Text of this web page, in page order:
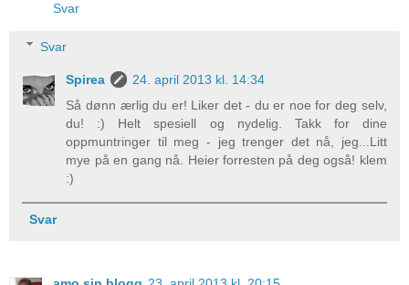
Svar
Svar
Spirea
24. april 2013 kl. 14:34
Så dønn ærlig du er! Liker det - du er noe for deg selv,
du! :) Helt spesiell og nydelig. Takk for dine
oppmuntringer til meg - jeg trenger det nå, jeg...Litt
mye på en gang nå. Heier forresten på deg også! klem
:)
Svar